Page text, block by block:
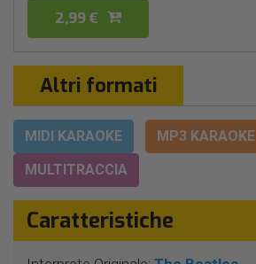
2,99 €
Altri formati
MIDI KARAOKE MP3 KARAOKE
MULTITRACCIA
Caratteristiche